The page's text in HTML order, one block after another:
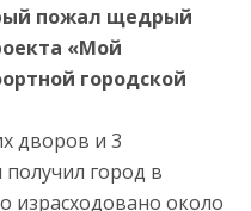
пожал щедрый
«Мой
городской
дворов и 3
город в
израсходовано около